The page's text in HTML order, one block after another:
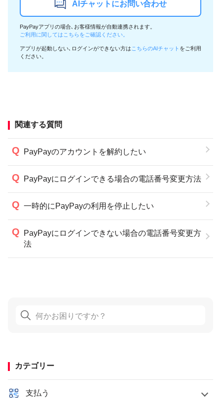
AIチャットにお問い合わせ
PayPayアプリの場合､お客様情報が自動連携されます。
ご利用に関してはこちらをご確認ください。
アプリが起動しない､ログインができない方は こちらのAIチャット をご利用
ください。
関連する質問
PayPayのアカウントを解約したい
PayPayにログインできる場合の電話番号変更方法
一時的にPayPayの利用を停止したい
PayPayにログインできない場合の電話番号変更方
法
カテゴリー
支払う